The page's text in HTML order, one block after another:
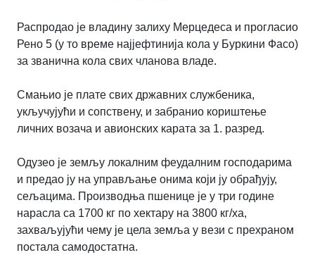
Распродао је владину залиху Мерцедеса и прогласио
Рено 5 (у то време најјефтинија кола у Буркини Фасо)
за званична кола свих чланова владе.
Смањио је плате свих државних службеника,
укључујући и сопствену, и забранио кориштење
личних возача и авионских карата за 1. разред.
Одузео је земљу локалним феудалним господарима
и предао ју на управљање онима који ју обрађују,
сељацима. Производња пшенице је у три године
нарасла са 1700 кг по хектару на 3800 кг/ха,
захваљујући чему је цела земља у вези с прехраном
постала самодостатна.